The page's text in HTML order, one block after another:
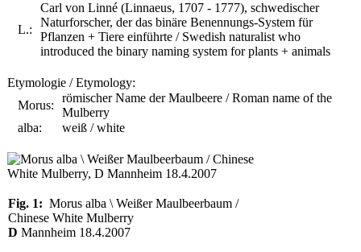
L.:
Carl von Linné (Linnaeus, 1707 - 1777), schwedischer
Naturforscher, der das binäre Benennungs-System für
Pflanzen + Tiere einführte / Swedish naturalist who
introduced the binary naming system for plants + animals
Etymologie / Etymology:
Morus:
römischer Name der Maulbeere / Roman name of the
Mulberry
alba:
weiß / white
Fig. 1: Morus alba \ Weißer Maulbeerbaum /
Chinese White Mulberry
D Mannheim 18.4.2007